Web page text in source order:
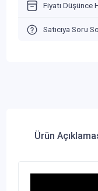
Fiyatı Düşünce
Satıcıya Soru
Ürün